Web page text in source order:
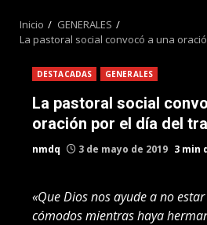
Inicio
GENERALES
La pastoral social convocó a una
DESTACADAS GENERALES
La pastoral social
oración por el día del
nmdq 3 de mayo de 2019 3 min
«Que Dios nos ayude a no
cómodos mientras haya